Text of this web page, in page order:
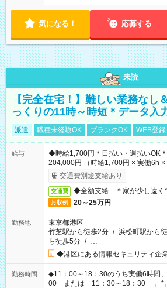
気になる！ 応募する
未読
【完全在宅！】難しい業務なし
っくりの11時～時短＊データ入
派遣 職種未経験OK ブランクOK WEB登
給与
◆時給1,700円＊日払い・週払いOK
204,000円 （時給1,700円 × 実働6h ×
交通費別途支給あり
交通費 ◆全額支給 ＊家が少し遠く
月収例 20～25万円
勤務地
東京都港区
竹芝駅から徒歩2分 / 浜松町駅から
ら徒歩5分 / …
◆港区にある情報セキュリティ企
勤務時間
◆11：00～18：30のうち実働6時間
00 または 11：30～18：30 。*。ブランクOK！。*。 例え